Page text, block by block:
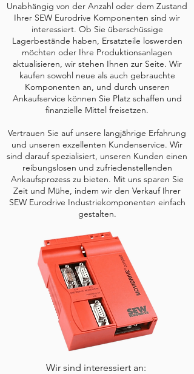
Unabhängig von der Anzahl oder dem Zustand
Ihrer SEW Eurodrive Komponenten sind wir
interessiert. Ob Sie überschüssige
Lagerbestände haben, Ersatzteile loswerden
möchten oder Ihre Produktionsanlagen
aktualisieren, wir stehen Ihnen zur Seite. Wir
kaufen sowohl neue als auch gebrauchte
Komponenten an, und durch unseren
Ankaufservice können Sie Platz schaffen und
finanzielle Mittel freisetzen.
Vertrauen Sie auf unsere langjährige Erfahrung
und unseren exzellenten Kundenservice. Wir
sind darauf spezialisiert, unseren Kunden einen
reibungslosen und zufriedenstellenden
Ankaufsprozess zu bieten. Mit uns sparen Sie
Zeit und Mühe, indem wir den Verkauf Ihrer
SEW Eurodrive Industriekomponenten einfach
gestalten.
Wir sind interessiert an: